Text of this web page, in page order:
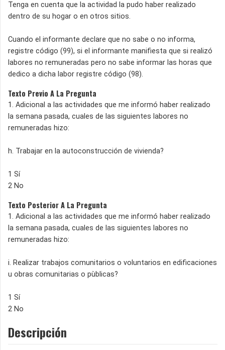
Tenga en cuenta que la actividad la pudo haber realizado
dentro de su hogar o en otros sitios.
Cuando el informante declare que no sabe o no informa,
registre código (99), si el informante manifiesta que si realizó
labores no remuneradas pero no sabe informar las horas que
dedico a dicha labor registre código (98).
Texto Previo A La Pregunta
1. Adicional a las actividades que me informó haber realizado
la semana pasada, cuales de las siguientes labores no
remuneradas hizo:
h. Trabajar en la autoconstrucción de vivienda?
1 Sí
2 No
Texto Posterior A La Pregunta
1. Adicional a las actividades que me informó haber realizado
la semana pasada, cuales de las siguientes labores no
remuneradas hizo:
i. Realizar trabajos comunitarios o voluntarios en edificaciones
u obras comunitarias o pùblicas?
1 Sí
2 No
Descripción